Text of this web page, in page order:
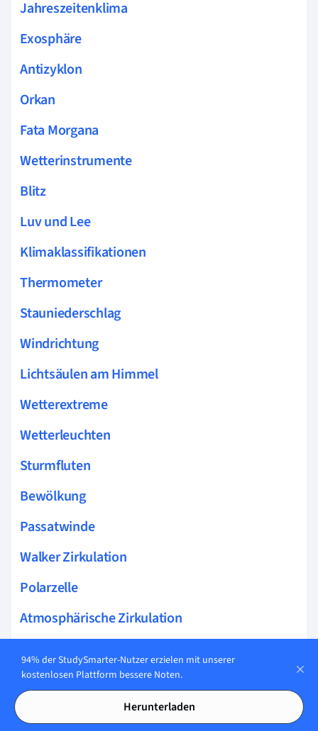
Jahreszeitenklima
Exosphäre
Antizyklon
Orkan
Fata Morgana
Wetterinstrumente
Blitz
Luv und Lee
Klimaklassifikationen
Thermometer
Stauniederschlag
Windrichtung
Lichtsäulen am Himmel
Wetterextreme
Wetterleuchten
Sturmfluten
Bewölkung
Passatwinde
Walker Zirkulation
Polarzelle
Atmosphärische Zirkulation
Geostrophischer Wind
Hygrische Jahreszeiten
94% der StudySmarter-Nutzer erzielen mit unserer
kostenlosen Plattform bessere Noten.
Herunterladen